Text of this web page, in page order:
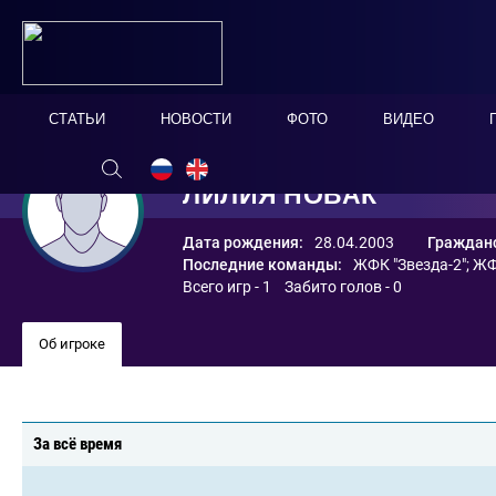
СТАТЬИ НОВОСТИ ФОТО ВИДЕО
ЛИЛИЯ НОВАК
Дата рождения: 28.04.2003
Последние команды:
ЖФК "Звезда-2";
Всего игр - 1 Забито голов - 0
Об игроке
За всё время